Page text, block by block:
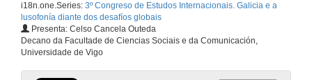
i18n.one.Series: 3º Congreso de Estudos Internacionais. Galicia e a
lusofonía diante dos desafíos globais
Presenta: Celso Cancela Outeda
Decano da Facultade de Ciencias Sociais e da Comunicación,
Universidade de Vigo
Presentación de Filipa Soares